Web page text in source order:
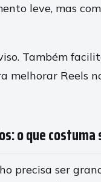
leve, mas
Também
melhorar Reels
o que
precisa ser